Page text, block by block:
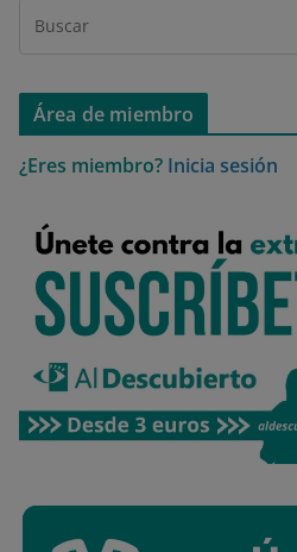
Área de miembro
¿Eres miembro? Inicia sesión